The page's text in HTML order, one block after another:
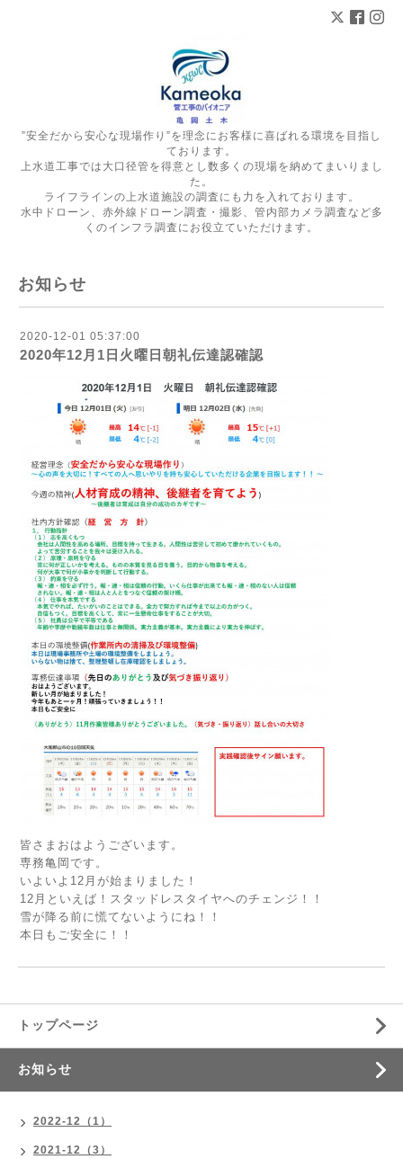
”安全だから安心な現場作り”を理念にお客様に喜ばれる環境を目指し
ております。
上水道工事では大口径管を得意とし数多くの現場を納めてまいりまし
た。
ライフラインの上水道施設の調査にも力を入れております。
水中ドローン、赤外線ドローン調査・撮影、管内部カメラ調査など多
くのインフラ調査にお役立ていただけます。
お知らせ
2020-12-01 05:37:00
2020年12月1日火曜日朝礼伝達認確認
皆さまおはようございます。
専務亀岡です。
いよいよ12月が始まりました！
12月といえば！スタッドレスタイヤへのチェンジ！！
雪が降る前に慌てないようにね！！
本日もご安全に！！
トップページ
お知らせ
2022-12（1）
2021-12（3）